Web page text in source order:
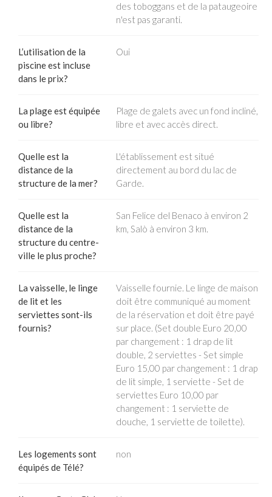
des toboggans et de la pataugeoire
n'est pas garanti.
L’utilisation de la
piscine est incluse
dans le prix?
Oui
La plage est équipée
ou libre?
Plage de galets avec un fond incliné,
libre et avec accès direct.
Quelle est la
distance de la
structure de la mer?
L'établissement est situé
directement au bord du lac de
Garde.
Quelle est la
distance de la
structure du centre-
ville le plus proche?
San Felice del Benaco à environ 2
km, Salò à environ 3 km.
La vaisselle, le linge
de lit et les
serviettes sont-ils
fournis?
Vaisselle fournie. Le linge de maison
doit être communiqué au moment
de la réservation et doit être payé
sur place. (Set double Euro 20,00
par changement : 1 drap de lit
double, 2 serviettes - Set simple
Euro 15,00 par changement : 1 drap
de lit simple, 1 serviette - Set de
serviettes Euro 10,00 par
changement : 1 serviette de
douche, 1 serviette de toilette).
Les logements sont
équipés de Télé?
non